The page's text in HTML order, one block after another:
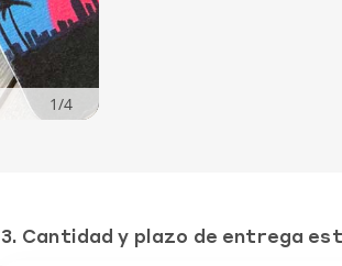
1/4
3. Cantidad y plazo de entrega